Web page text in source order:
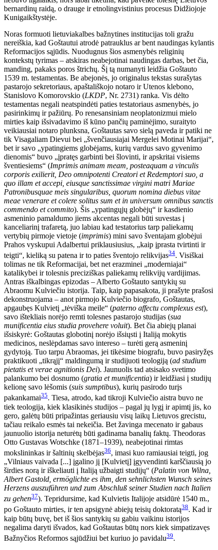
bernardinų raidą, o drauge ir etnolingvistinius procesus Didžiojoje
Kunigaikštystėje.
Noras formuoti lietuviakalbes bažnytines institucijas toli gražu
nereiškia, kad Goštautui atrodė patrauklus ar bent naudingas kylantis
Reformacijos sąjūdis. Nuodugnus šios asmenybės religinių
kontekstų tyrimas – atskiras neabejotinai naudingas darbas, bet čia,
manding, pakaks poros štrichų. Šį tą numanyti leidžia Goštauto
1539 m. testamentas. Be abejonės, jo originalus tekstas surašytas
pastarojo sekretoriaus, apaštališkojo notaro ir Utenos klebono,
Stanislovo Komorovskio (LKDP, Nr. 2731) ranka. Vis dėlto
testamentas negali neatspindėti paties testatoriaus asmenybės, jo
pasirinkimų ir pažiūrų. Po renesansiniam neoplatonizmui mielo
mirties kaip išsivadavimo iš kūno pančių paminėjimo, suraityto
veikiausiai notaro plunksna, Goštautas savo sielą paveda ir patiki ne
tik Visagaliam Dievui bei „švenčiausiajai Mergelei Motinai Marijai“,
bet ir savo „ypatingiems globėjams, kurių vardus savo gyvenimo
dienomis“ buvo „įpratęs garbinti bei šlovinti, ir apskritai visiems
šventiesiems“ (Imprimis animam meam, posteaquam a vinculis
corporis exilierit, Deo omnipotenti Creatori et Redemptori suo, a
quo illam et accepi, eiusque sanctissimae virgini matri Mariae
Patronibusquae meis singularibus, quorum nomina diebus vitae
meae venerare et colere solitus sum et in universum omnibus sanctis
commendo et commito). Šis „ypatingųjų globėjų“ ir kasdienio
asmeninio pamaldumo jiems akcentas negali būti suvestas į
kanceliarinį trafaretą, juo labiau kad testatorius tarp paliekamų
vertybių pirmoje vietoje (imprimis) mini savo šventajam globėjui
Prahos vyskupui Adalbertui priklausiusius, „kaip įprasta tvirtinti ir
teigti“, kieliką su patena ir to paties šventojo relikvijas34. Visiškai
tolimas ne tik Reformacijai, bet net erazminei „moderniajai“
katalikybei ir tolesnis preciziškas paliekamų relikvijų vardijimas.
Antras iškalbingas epizodas – Alberto Goštauto santykių su
Abraomu Kulviečiu istorija. Taip, kaip papasakota, ji prašyte prašosi
dekonstruojama – anot pirmojo Kulviečio biografo, Goštautas,
apgaubęs Kulvietį „tėviška meile“ (paterno affectu complexus est),
savo ištekliais norėjo remti tolesnes pastarojo studijas (sua
munificentia eius studia provehere voluit). Bet čia abiejų planai
išsiskyrė: Goštautas globotinį norėjo išsiųsti į Italiją mokytis
medicinos, neslėpdamas savo intereso – turėti gerą asmeninį
gydytoją. Tuo tarpu Abraomas, jei tikėsime biografu, buvo pasiryžęs
praktikuoti „tikrąjį“ maldingumą ir studijuoti teologiją (ad studium
pietatis et verae agnitionis Dei). Jaunuolis tad atsisako svetimo
palankumo bei dosnumo (gratia et munificentia) ir leidžiasi į studijų
kelionę savo lėšomis (suis sumptibus), kurių pasirodo turįs
pakankamai35. Tiesa, atrodo, kad tikroji Kulviečio aistra buvo ne
tiek teologija, kiek klasikinės studijos – pagal jų lygį ir apimtį jis, ko
gero, galėtų būti pripažintas geriausiu visų laikų Lietuvos grecistu,
tačiau reikalo esmės tai nekeičia. Bet žavinga mecenato ir gabaus
jaunuolio istorija neturėtų būti gadinama banalių faktų. Theodoras
Otto Gustavas Wotschke (1871–1939), neabejotinai rimtas
mokslininkas ir šaltinių skelbėjas36, imasi kuo ramiausiai teigti, jog
„Vilniaus vaivada [...] įgalino jį [Kulvietį] įgyvendinti karščiausią jo
širdies norą ir iškeliauti į Italiją užbaigti studijų“ (Palatin von Wilna,
Albert Gastold, ermöglichte es ihm, den sehnlichsten Wunsch seines
Herzens auszuführen und zum Abschluß seiner Studien nach Italien
zu gehen37). Tepridursime, kad Kulvietis Italijoje atsidūrė 1540 m.,
po Goštauto mirties, ir ten apsigynė abiejų teisių doktoratą38. Kad ir
kaip būtų buvę, bet iš šios santykių su gabiu vaikinu istorijos
negalima daryti išvados, kad Goštautas būtų nors kiek simpatizavęs
Bažnyčios Reformos sąjūdžiui bet kuriuo jo pavidalu39.